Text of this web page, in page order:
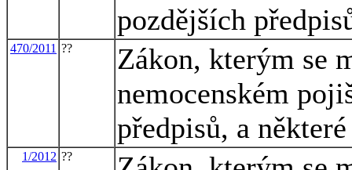
pozdějších
470/2011 ??
Zákon, kterým se
nemocenském
předpisů, a
1/2012 ??